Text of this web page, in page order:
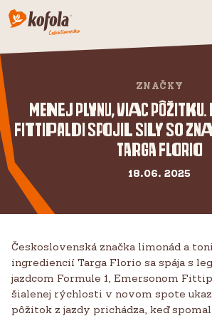
SPOZNAJ FIRMU
KOFOLA
PRODUKTY
PRIDAJ SA K
KONTAKTY
CZ SK
ZNAČKY
Menej plynu, viac pôžitku.
Fittipaldi spojil sily so
Targa Florio
18.06. 2025
Československá značka limonád a
ingrediencií Targa Florio sa spája s
jazdcom Formule 1, Emersonom
šialenej rýchlosti v novom spote
pôžitok z jazdy prichádza, keď